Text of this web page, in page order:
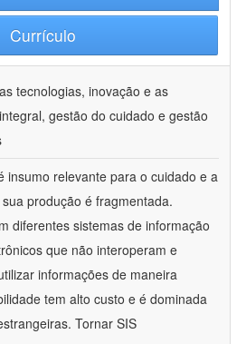
Currículo
tecnologias, inovação e as
gestão do cuidado e gestão
insumo relevante para o cuidado e a
produção é fragmentada.
diferentes sistemas de informação
que não interoperam e
informações de maneira
tem alto custo e é dominada
Tornar SIS